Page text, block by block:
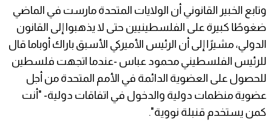
وتابع الخبير القانوني أن الولايات المتحدة مارست في الماضي
ضغوطًا كبيرة على الفلسطينيين حتى لا يذهبوا إلى القانون
الدولي، مشيرًا إلى أن الرئيس الأميركي الأسبق باراك أوباما قال
للرئيس الفلسطيني محمود عباس -عندما اتجهت فلسطين
للحصول على العضوية الدائمة في الأمم المتحدة من أجل
عضوية منظمات دولية والدخول في اتفاقات دولية- "أنت
كمن يستخدم قنبلة نووية".